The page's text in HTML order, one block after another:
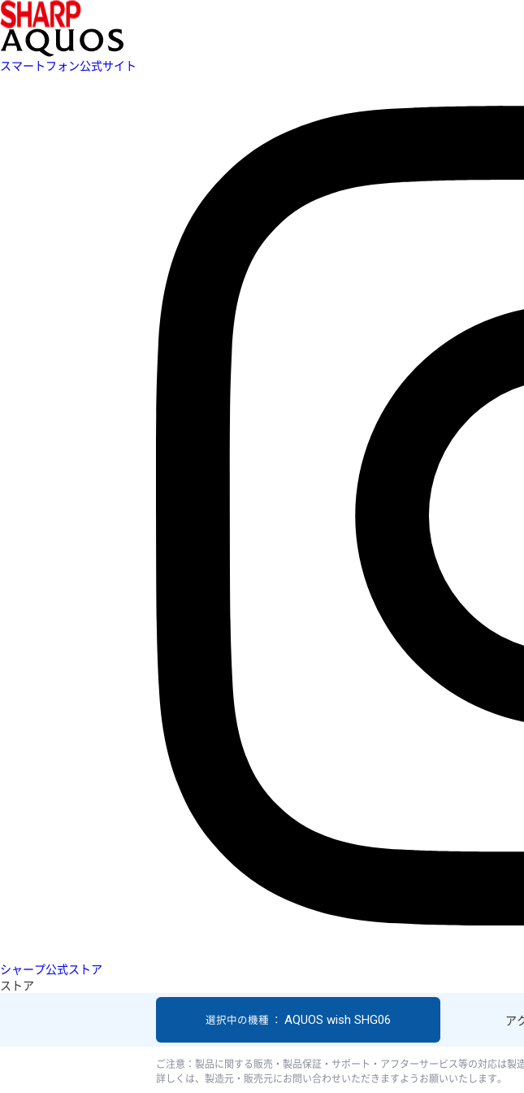
スマートフォン公式サイト
シャープ公式ストア
ストア
ア
選択中の機種 ： AQUOS wish SHG06
ご注意：製品に関する販売・製品保証・サポート・アフターサービス等の対応は製
詳しくは、製造元・販売元にお問い合わせいただきますようお願いいたします。